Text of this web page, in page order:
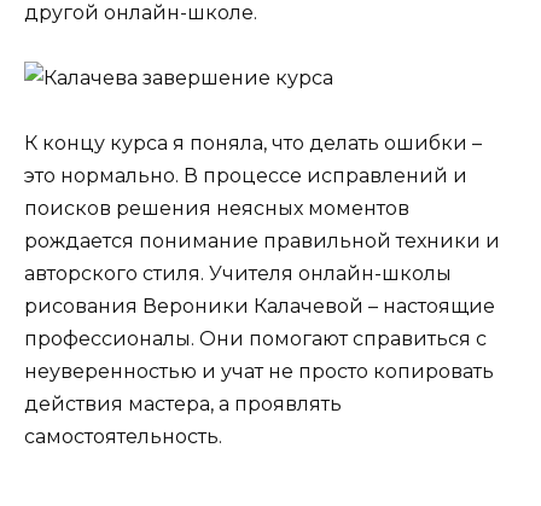
другой онлайн-школе.
К концу курса я поняла, что делать ошибки –
это нормально. В процессе исправлений и
поисков решения неясных моментов
рождается понимание правильной техники и
авторского стиля. Учителя онлайн-школы
рисования Вероники Калачевой – настоящие
профессионалы. Они помогают справиться с
неуверенностью и учат не просто копировать
действия мастера, а проявлять
самостоятельность.